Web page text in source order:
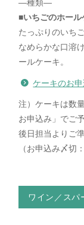
―種類―
■いちごのホール
たっぷりのいち
なめらかな口溶
ールケーキ。
ケーキのお
注）ケーキは数
お申込み」でご
後日担当よりご
（お申込み〆切
ワイン／スパ